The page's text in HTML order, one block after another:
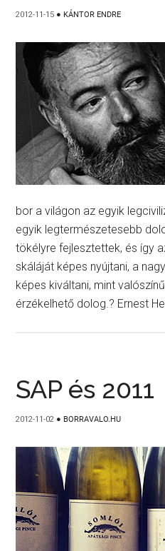
2012-11-15 ● KÁNTOR ENDRE
bor a világon az egyik
egyik legtermészetesebb
tökélyre fejlesztettek, és így
skáláját képes nyújtani, a
képes kiváltani, mint
érzékelhető dolog.? Ernest
SAP és 2011
2012-11-02 ● BORRAVALO.HU